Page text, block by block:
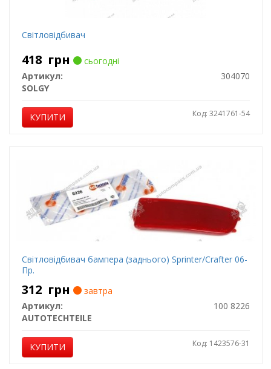
Світловідбивач
418 грн
сьогодні
Артикул:
304070
SOLGY
КУПИТИ Код: 3241761-54
Світловідбивач бампера (заднього) Sprinter/Crafter 06-
Пр.
312 грн
завтра
Артикул:
100 8226
AUTOTECHTEILE
КУПИТИ Код: 1423576-31